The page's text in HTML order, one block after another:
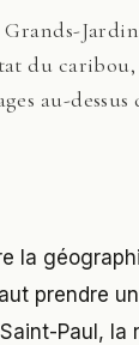
du caribou,
au-
la
prendre
Paul, la